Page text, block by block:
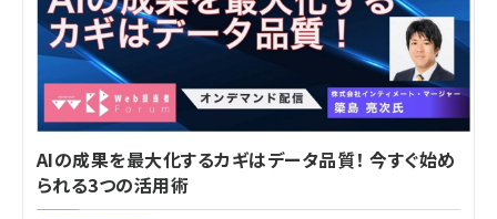
AIの成果を最大化するカギはデータ品質！ 今すぐ始め
られる3つの活用術